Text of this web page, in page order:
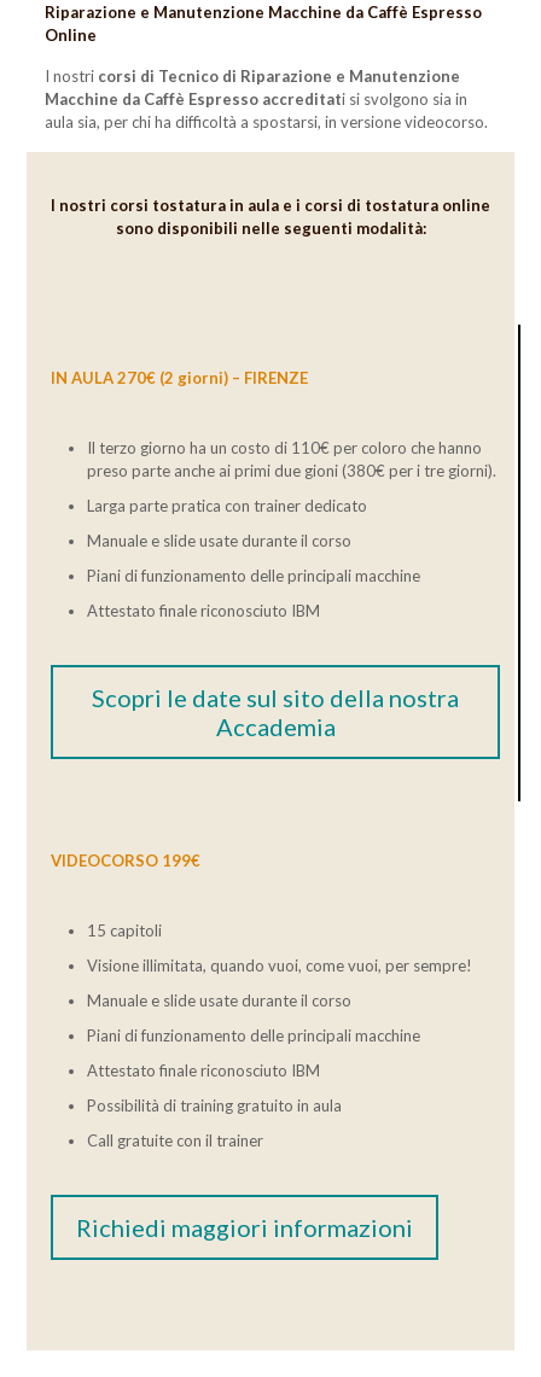
Riparazione e Manutenzione Macchine da Caffè Espresso
Online
I nostri corsi di Tecnicodi Riparazione e Manutenzione
Macchine da Caffè Espresso accreditati si svolgono sia in
aula sia, per chi ha difficoltà a spostarsi, in versione videocorso.
I nostri corsi tostatura in aula e i corsi di tostatura online
sono disponibili nelle seguenti modalità:
IN AULA 270€ (2 giorni) – FIRENZE
Il terzo giorno ha un costo di 110€ per coloro che hanno
preso parte anche ai primi due gioni (380€ per i tre giorni).
Larga parte pratica con trainer dedicato
Manuale e slide usate durante il corso
Piani di funzionamento delle principali macchine
Attestato finale riconosciuto IBM
Scopri le date sul sito della nostra
Accademia
VIDEOCORSO 199€
15 capitoli
Visione illimitata, quando vuoi, come vuoi, per sempre!
Manuale e slide usate durante il corso
Piani di funzionamento delle principali macchine
Attestato finale riconosciuto IBM
Possibilità di training gratuito in aula
Call gratuite con il trainer
Richiedi maggiori informazioni